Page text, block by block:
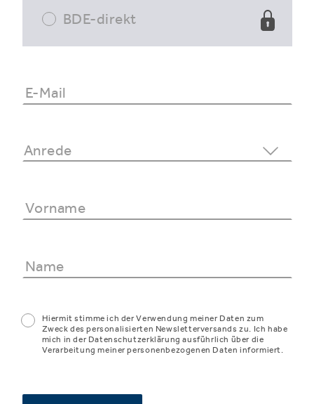
BDE-direkt
Hiermit stimme ich der Verwendung meiner Daten zum
Zweck des personalisierten Newsletterversands zu. Ich habe
mich in der Datenschutzerklärung ausführlich über die
Verarbeitung meiner personenbezogenen Daten informiert.